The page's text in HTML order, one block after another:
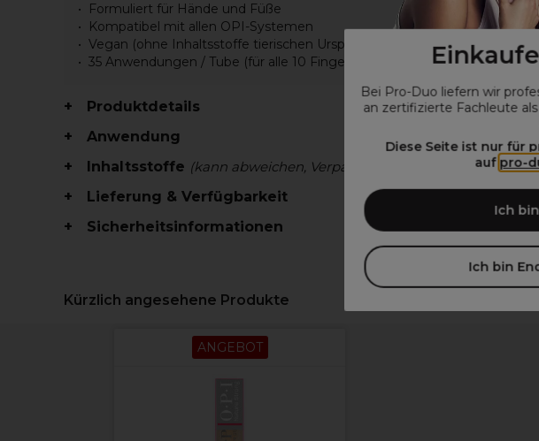
Bei Pro-Duo liefern wir
an zertifizierte Fachleute
Diese Seite ist nur für
auf pro-
Ich
Ich bin
Formuliert für Hände und Füße
Kompatibel mit allen OPI-Systemen
Vegan (ohne Inhaltsstoffe tierischen Ursprungs)
35 Anwendungen / Tube (für alle 10 Finger)
Produktdetails
Anwendung
Inhaltsstoffe (kann abweichen, Verpackung beachten)
Lieferung & Verfügbarkeit
Sicherheitsinformationen
Kürzlich angesehene Produkte
ANGEBOT